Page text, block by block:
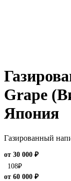
Grape
Япония
Газированный
от 30 000 ₽
108₽
от 60 000 ₽